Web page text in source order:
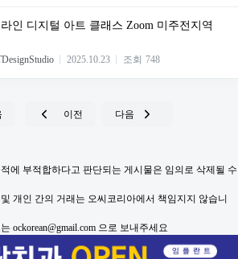
인 디지털 아트 클래스 Zoom 미주전지역
2025.10.23 조회 748
이전 다음
에 부적합하다고 판단되는 게시물은 임의로 삭제될 수
개인 간의 거래는 오씨코리아에서 책임지지 않습니
ockorean@gmail.com 으로 보내주세요